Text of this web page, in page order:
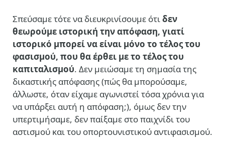
Σπεύσαμε τότε να διευκρινίσουμε ότιδεν
θεωρούμε ιστορική την απόφαση, γιατί
ιστορικό μπορεί να είναι μόνο το τέλος του
φασισμού, που θα έρθει με το τέλος του
καπιταλισμού. Δεν μειώσαμε τη σημασία της
δικαστικής απόφασης (πώς θα μπορούσαμε,
άλλωστε, όταν είχαμε αγωνιστεί τόσα χρόνια για
να υπάρξει αυτή η απόφαση;), όμως δεν την
υπερτιμήσαμε, δεν παίξαμε στο παιχνίδι του
αστισμού και του οπορτουνιστικού αντιφασισμού.